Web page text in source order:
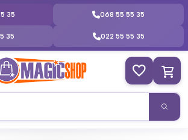
35 068 55 55 35
35 022 55 55 35